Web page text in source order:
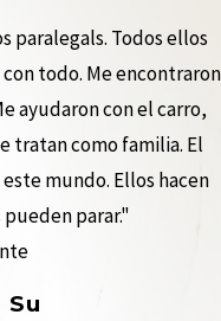
paralegals. Todos ellos
todo. Me encontraron
ayudaron con el carro,
tratan como familia. El
mundo. Ellos hacen
parar."